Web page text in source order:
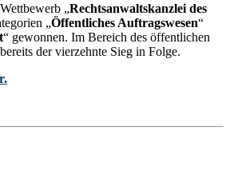
„Rechtsanwaltskanzlei des
„Öffentliches Auftragswesen“
“ gewonnen. Im Bereich des öffentlichen
der vierzehnte Sieg in Folge.